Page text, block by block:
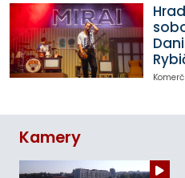
Kamery